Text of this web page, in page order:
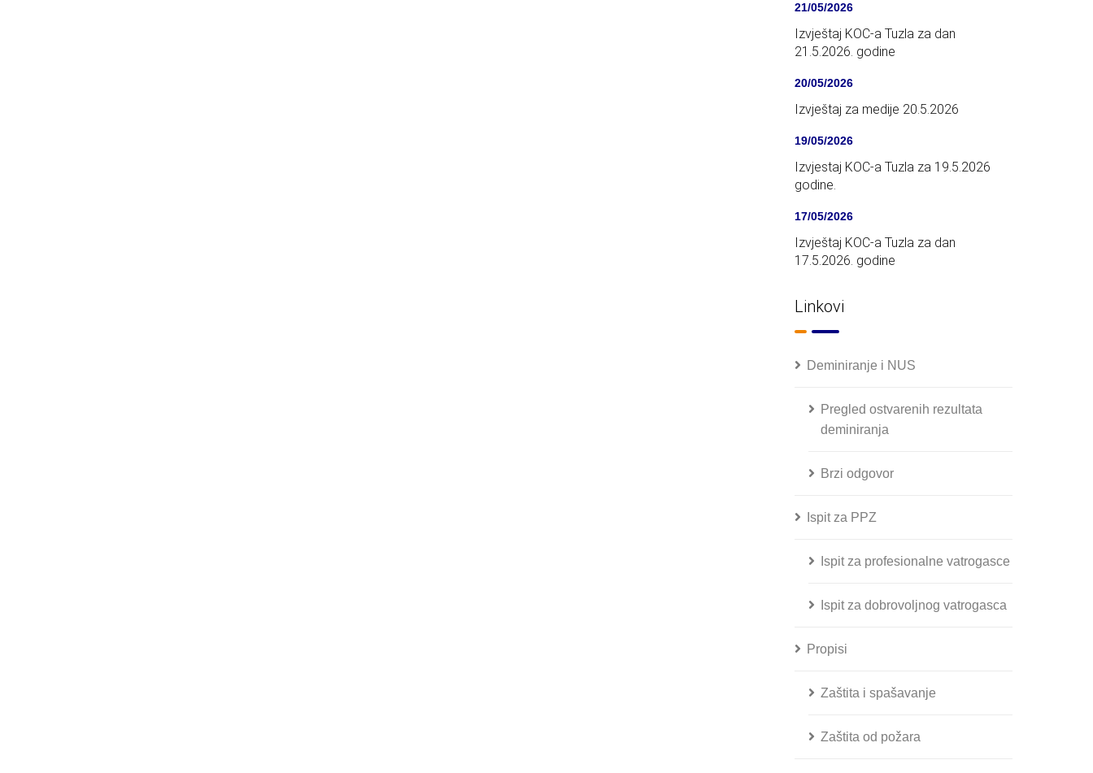
21/05/2026
Izvještaj KOC-a Tuzla za dan
21.5.2026. godine
20/05/2026
Izvještaj za medije 20.5.2026
19/05/2026
Izvjestaj KOC-a Tuzla za 19.5.2026
godine.
17/05/2026
Izvještaj KOC-a Tuzla za dan
17.5.2026. godine
Linkovi
Deminiranje i NUS
Pregled ostvarenih rezultata
deminiranja
Brzi odgovor
Ispit za PPZ
Ispit za profesionalne vatrogasce
Ispit za dobrovoljnog vatrogasca
Propisi
Zaštita i spašavanje
Zaštita od požara